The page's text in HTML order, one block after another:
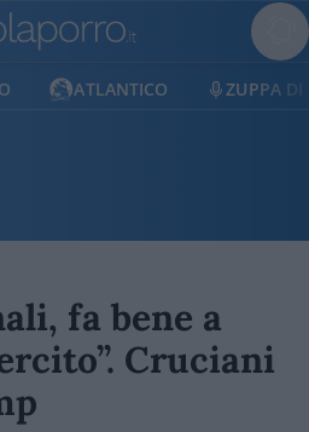
ATLANTICO ZUPPA DI
fa bene a
Cruciani